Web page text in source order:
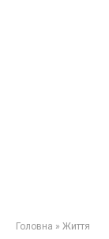
Головна » Життя